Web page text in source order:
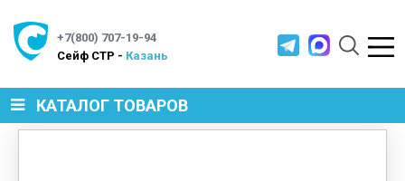
+7(800) 707-19-94
Cейф СТР - Казань
КАТАЛОГ ТОВАРОВ